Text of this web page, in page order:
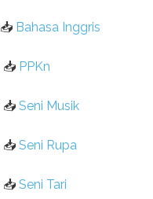
📥 Bahasa Inggris
📥 PPKn
📥 Seni Musik
📥 Seni Rupa
📥 Seni Tari